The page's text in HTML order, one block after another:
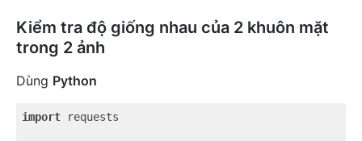
Kiểm tra độ giống nhau của 2 khuôn mặt
trong 2 ảnh
Dùng Python
import requests